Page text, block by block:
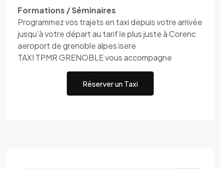
Formations / Séminaires
Programmez vos trajets en taxi depuis votre arrivée
jusqu'à votre départ au tarif le plus juste à Corenc
aeroport de grenoble alpes isere
TAXI TPMR GRENOBLE vous accompagne
Réserver un Taxi